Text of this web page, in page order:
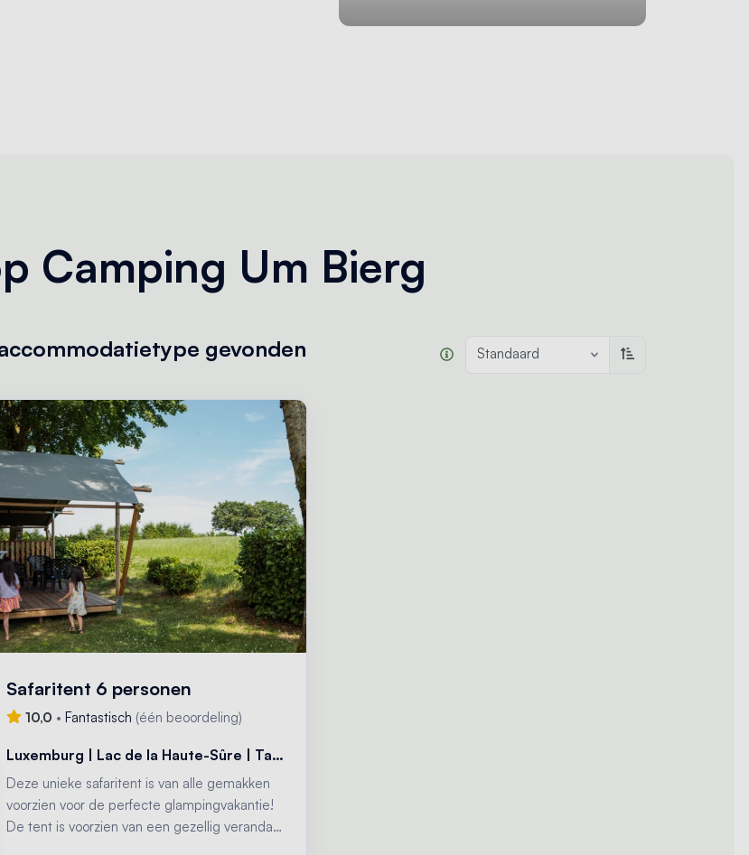
Camping Um Bierg
gevonden Standaard Oplopend sorteren
Safaritent 6 personen
10,0 • Fantastisch (één beoordeling)
Luxemburg | Lac de la Haute-Sûre | Tarchamps
Deze unieke safaritent is van alle gemakken
voorzien voor de perfecte glampingvakantie!
De tent is voorzien van een gezellig veranda